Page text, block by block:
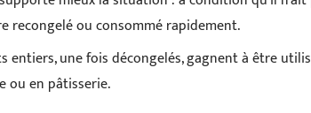
recongelé ou consommé rapidement.
entiers, une fois décongelés, gagnent à être
ou en pâtisserie.